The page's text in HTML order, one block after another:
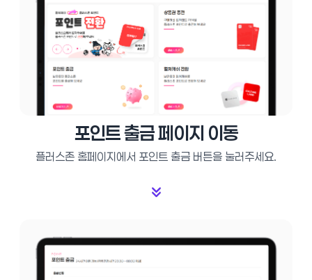
포인트 출금 페이지 이동
플러스존 홈페이지에서 포인트 출금 버튼을 눌러주세요.